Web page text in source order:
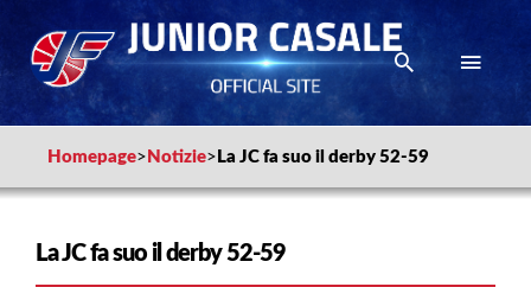
Homepage> Notizie> La JC fa suo il derby 52-59
La JC fa suo il derby 52-59